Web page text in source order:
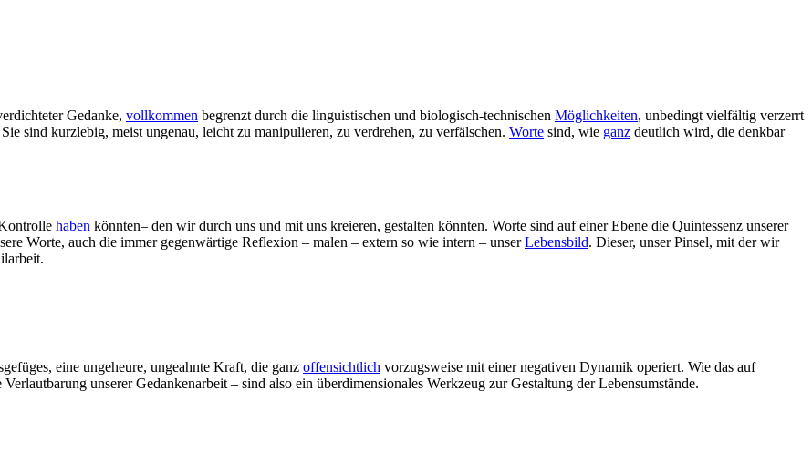
Gedanke, vollkommen begrenzt durch die linguistischen und biologisch-technischen Möglichkeiten, unbedingt vielfältig verzerrt
sind kurzlebig, meist ungenau, leicht zu manipulieren, zu verdrehen, zu verfälschen. Worte sind, wie ganz deutlich wird, die denkbar
haben könnten– den wir durch uns und mit uns kreieren, gestalten könnten. Worte sind auf einer Ebene die Quintessenz unserer
Worte, auch die immer gegenwärtige Reflexion – malen – extern so wie intern – unserLebensbild. Dieser, unser Pinsel, mit der wir
eine ungeheure, ungeahnte Kraft, die ganz offensichtlich vorzugsweise mit einer negativen Dynamik operiert. Wie das auf
unserer Gedankenarbeit – sind also ein überdimensionales Werkzeug zur Gestaltung der Lebensumstände.